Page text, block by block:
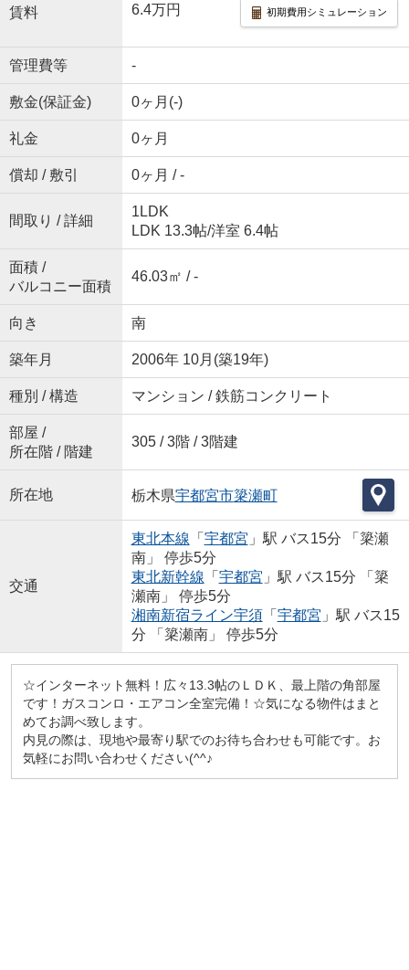
賃料 6.4万円 初期費用シミュレーション
管理費等 -
敷金(保証金) 0ヶ月(-)
礼金 0ヶ月
償却 / 敷引 0ヶ月 / -
間取り / 詳細
1LDK
LDK 13.3帖/洋室 6.4帖
面積 /
バルコニー面積
46.03㎡ / -
向き 南
築年月 2006年 10月(築19年)
種別 / 構造 マンション / 鉄筋コンクリート
部屋 /
所在階 / 階建
305 / 3階 / 3階建
所在地 栃木県宇都宮市簗瀬町
交通
東北本線 「 宇都宮 」駅 バス15分 「簗瀬
南」 停歩5分
東北新幹線 「 宇都宮 」駅 バス15分 「簗
瀬南」 停歩5分
湘南新宿ライン宇須「 宇都宮 」駅 バス15
分 「簗瀬南」 停歩5分
☆インターネット無料！広々13.3帖のＬＤＫ、最上階の角部屋
です！ガスコンロ・エアコン全室完備！☆気になる物件はまと
めてお調べ致します。
内見の際は、現地や最寄り駅でのお待ち合わせも可能です。お
気軽にお問い合わせください(^^♪